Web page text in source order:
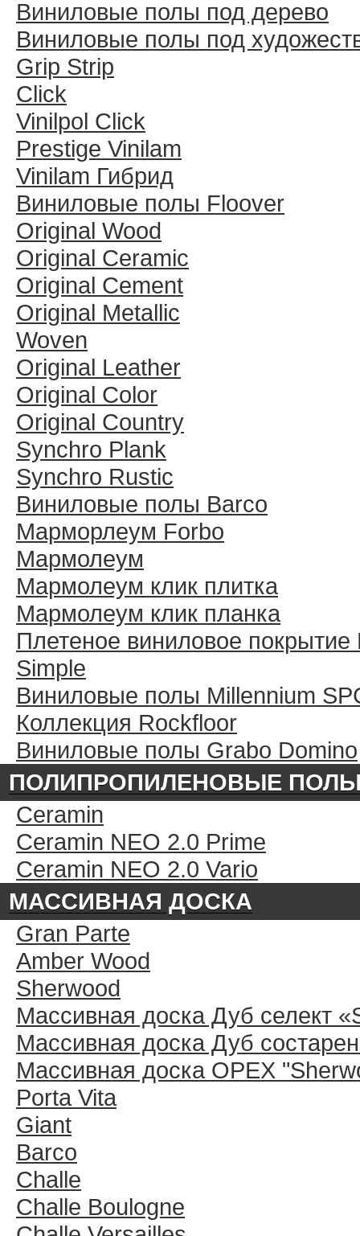
Виниловые полы под дерево
Виниловые полы под
Grip Strip
Click
Vinilpol Click
Prestige Vinilam
Vinilam Гибрид
Виниловые полы Floover
Original Wood
Original Ceramic
Original Cement
Original Metallic
Woven
Original Leather
Original Color
Original Country
Synchro Plank
Synchro Rustic
Виниловые полы Barco
Марморлеум Forbo
Мармолеум
Мармолеум клик плитка
Мармолеум клик планка
Плетеное виниловое покрытие
Simple
Виниловые полы Millennium
Коллекция Rockfloor
Виниловые полы Grabo Domino
ПОЛИПРОПИЛЕНОВЫЕ
Ceramin
Ceramin NEO 2.0 Prime
Ceramin NEO 2.0 Vario
МАССИВНАЯ ДОСКА
Gran Parte
Amber Wood
Sherwood
Массивная доска Дуб селект
Массивная доска Дуб
Массивная доска ОРЕХ
Porta Vita
Giant
Barco
Challe
Challe Boulogne